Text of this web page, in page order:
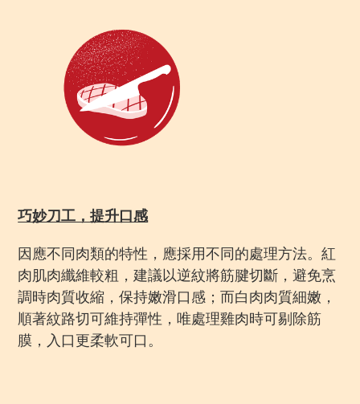
巧妙刀工，提升口感
因應不同肉類的特性，應採用不同的處理方法。紅
肉肌肉纖維較粗，建議以逆紋將筋腱切斷，避免烹
調時肉質收縮，保持嫩滑口感；而白肉肉質細嫩，
順著紋路切可維持彈性，唯處理雞肉時可剔除筋
膜，入口更柔軟可口。